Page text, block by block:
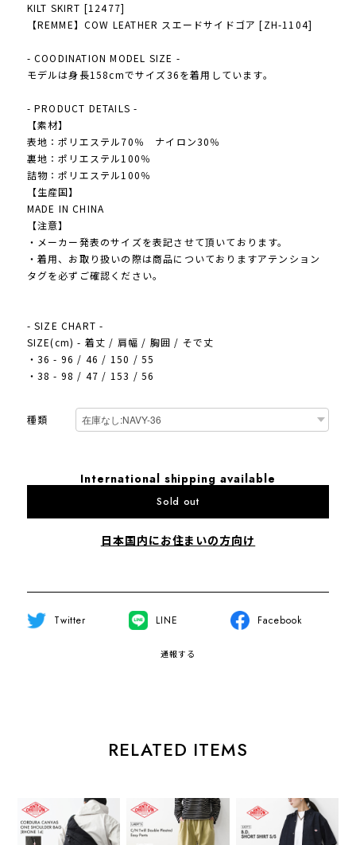
KILT SKIRT [12477]
【REMME】COW LEATHER スエードサイドゴア [ZH-1104]
- COODINATION MODEL SIZE -
モデルは身長158cmでサイズ36を着用しています。
- PRODUCT DETAILS -
【素材】
表地：ポリエステル70％ ナイロン30％
裏地：ポリエステル100％
詰物：ポリエステル100％
【生産国】
MADE IN CHINA
【注意】
・メーカー発表のサイズを表記させて頂いております。
・着用、お取り扱いの際は商品についておりますアテンション
タグを必ずご確認ください。
- SIZE CHART -
SIZE(cm) - 着丈 / 肩幅 / 胸囲 / そで丈
・36 - 96 / 46 / 150 / 55
・38 - 98 / 47 / 153 / 56
種類
International shipping available
Sold out
日本国内にお住まいの方向け
Twitter LINE Facebook
通報する
RELATED ITEMS